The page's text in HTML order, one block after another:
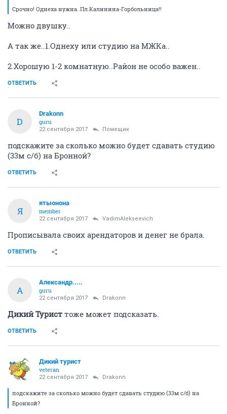
Срочно! Однеха нужна..Пл.Калинина-Горбольница!!
Можно двушку..
А так же..1.Однеху или студию на МЖКа..
2.Хорошую 1-2 комнатную..Район не особо важен..
ОТВЕТИТЬ
D
Drakonn
guru
22 сентября 2017 Помещик
подскажите за сколько можно будет сдавать студию
(33м с/б) на Бронной?
ОТВЕТИТЬ
Я
ятыонона
member
22 сентября 2017 VadimAlekseevich
Прописывала своих арендаторов и денег не брала.
ОТВЕТИТЬ
А
Александр.....
guru
22 сентября 2017 Drakonn
Дикий Турист тоже может подсказать.
ОТВЕТИТЬ
Дикий турист
veteran
22 сентября 2017 Drakonn
подскажите за сколько можно будет сдавать студию (33м с/б) на
Бронной?